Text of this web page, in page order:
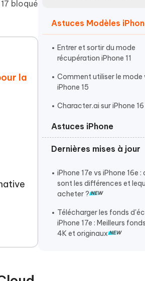
Plus de
Plus de
Commencer
Astuces Modèles
Entrer et sortir du mode
récupération iPhone 11
Comment utiliser le mode
iPhone 15
Character.ai sur iPhone 16
Astuces iPhone
Activer le mode
Entrer et Sortir du mode
récupération iPhone
Phone 17 ne se charge pas
Dernières mises à jour
iPhone 17e vs iPhone 16e :
sont les différences et
acheter ?
Télécharger les fonds
iPhone 17e : Meilleurs
4K et originaux
bloqué
la